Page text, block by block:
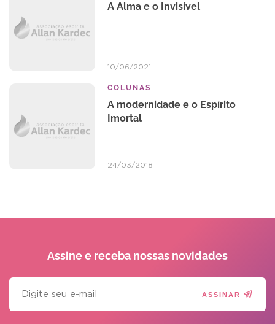
A Alma e o Invisível
10/06/2021
COLUNAS
A modernidade e o Espírito
Imortal
24/03/2018
Assine e receba nossas novidades
ASSINAR